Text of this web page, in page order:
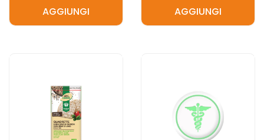
AGGIUNGIAGGIUNGI ALTRICEREALIAGGIUNGIAGGIUNGI